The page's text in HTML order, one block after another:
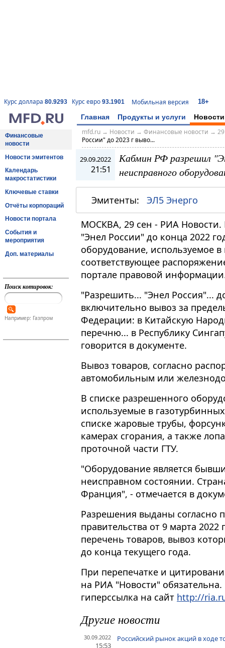
Курс доллара 80.9293 Курс евро 93.1901 Мобильная версия 18+
Главная Продукты и услуги Новости
Финансовые
новости
Новости эмитентов
Календарь
макростатистики
Ключевые ставки
Отчёты корпораций
Новости портала
События и
мероприятия
Доп. материалы
Поиск котировок:
Например: Газпром
mfd.ru→ Новости → Финансовые новости →
России" до 2023 г выво...
29.09.2022
21:51
Кабмин РФ разрешил
неисправного
Эмитенты: ЭЛ5 Энерго
МОСКВА, 29 сен - РИА Новости.
"Энел России" до конца 2022
оборудование, используемое
соответствующее
портале правовой
"Разрешить​​​... "Энел Россия"...
включительно вывоз за
Федерации: в Китайскую
перечню... в Республику
говорится в документе.
Вывоз товаров, согласно
автомобильным или
В списке разрешенного
используемые в
списке жаровые трубы,
камерах сгорания, а также
проточной части ГТУ.
"Оборудование является
неисправном состоянии.
Франция", - отмечается в
Разрешения выданы согласно
правительства от 9 марта
перечень товаров, вывоз
до конца текущего года.
При перепечатке и
на РИА "Новости"
гиперссылка на сайт http://
Другие новости
30.09.2022
15:53
Российский рынок акций в ходе